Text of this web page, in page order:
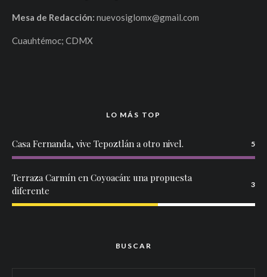
Mesa de Redacción: nuevosiglomx@gmail.com
Cuauhtémoc; CDMX
LO MÁS TOP
Casa Fernanda, vive Tepoztlán a otro nivel. 5
Terraza Carmín en Coyoacán: una propuesta
diferente
3
BUSCAR